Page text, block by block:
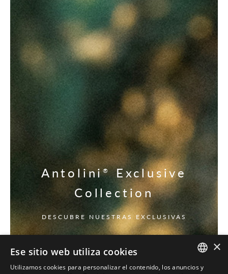
Antolini® Exclusive
Collection
DESCUBRE NUESTRAS EXCLUSIVAS
×
Ese sitio web utiliza cookies
Utilizamos cookies para personalizar el contenido, los anuncios y